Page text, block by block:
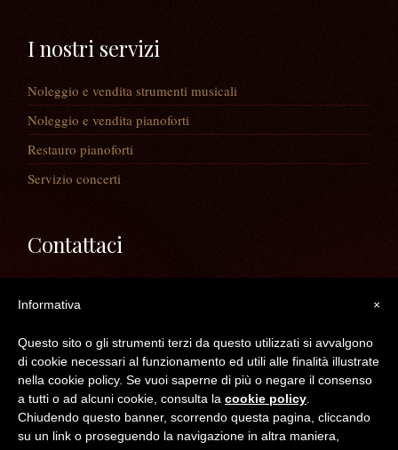
I nostri servizi
Noleggio e vendita strumenti musicali
Noleggio e vendita pianoforti
Restauro pianoforti
Servizio concerti
Contattaci
30020 Noventa di Piave (VE)
Mail: info@longatopianoforti.it
ORARI DEL NEGOZIO
©2016 Longato Pianoforti di Longato Jean Marie & c. s.n.c. - C.F. /P.IVA /R.I.
×
Informativa
Questo sito o gli strumenti terzi da questo utilizzati si avvalgono
di cookie necessari al funzionamento ed utili alle finalità illustrate
nella cookie policy. Se vuoi saperne di più o negare il consenso
a tutti o ad alcuni cookie, consulta la cookie policy
Chiudendo questo banner, scorrendo questa pagina, cliccando
su un link o proseguendo la navigazione in altra maniera,